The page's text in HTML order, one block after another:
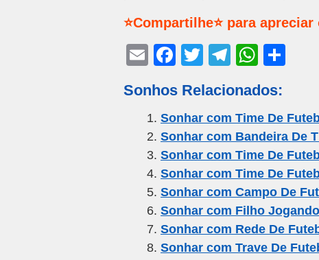
⭐Compartilhe⭐ para
E
ail
F
c
e
b
o
o
k
T
tt
er
T
e
gr
a
m
W
at
s
A
p
p
e
Sonhos Relacionados:
Sonhar com Time De
Sonhar com Bandeira De
Sonhar com Time De
Sonhar com Time De
Sonhar com Campo De
Sonhar com Filho
Sonhar com Rede De
Sonhar com Trave De